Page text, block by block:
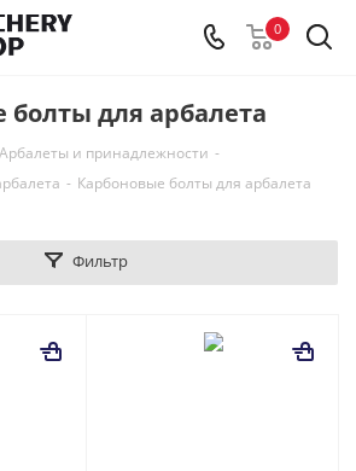
0
болты для арбалета
Арбалеты и принадлежности -
- Карбоновые болты для арбалета
Фильтр